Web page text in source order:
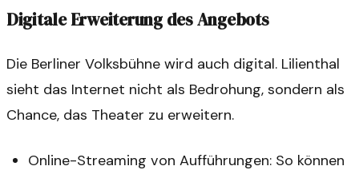
Digitale Erweiterung des Angebots
Die Berliner Volksbühne wird auch digital. Lilienthal
sieht das Internet nicht als Bedrohung, sondern als
Chance, das Theater zu erweitern.
Online-Streaming von Aufführungen: So können